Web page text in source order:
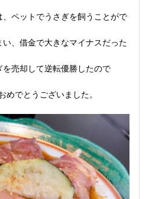
ペットでうさぎを飼うことがで
、借金で大きなマイナスだった
売却して逆転優勝したので
めでとうございました。